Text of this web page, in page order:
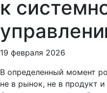
к
19 февраля 2026
В определенный момент
не в рынок, не в продукт